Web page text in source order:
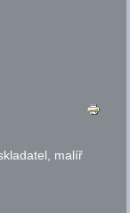
malíř